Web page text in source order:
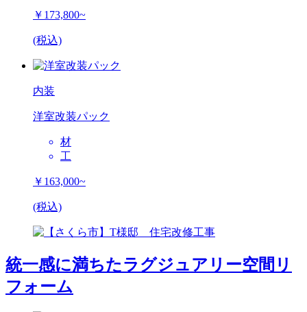
￥173,800~
(税込)
内装
洋室改装パック
材
工
￥163,000~
(税込)
統一感に満ちたラグジュアリー空間リ
フォーム